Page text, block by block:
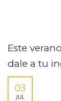
Este
dale a tu
03
JUL